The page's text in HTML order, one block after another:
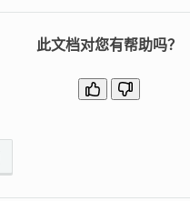
此文档对您有帮助吗？